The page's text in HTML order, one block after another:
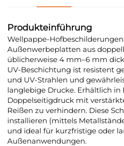
Produkteinführung
Wellpappe-
Außenwerbeplatten aus
üblicherweise 4 mm–6 mm
UV-Beschichtung ist resistent
und UV-Strahlen und
langlebige Drucke. Erhältlich in
Doppelseitigdruck mit
Reißen zu verhindern. Diese
installieren (mittels
und ideal für kurzfristige oder
Außenanwendungen.